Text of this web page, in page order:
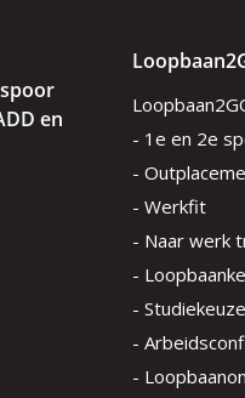
en
- 1e en 2e
-
- Werkfit
- Naar werk
-
-
-
-